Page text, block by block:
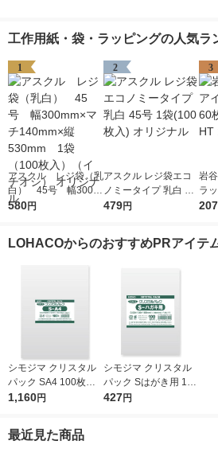
工作用紙・袋・ラッピングの人気ラ
1
アスクル レジ袋（乳
白） 45号 幅300m
m×マチ140mm×縦53
リジナル
580円
2
アスクル レジ袋エコ
ノミータイプ 乳白 45
号 1袋(100枚入) オリ
479円
3
岩
ラ
り I-
207
LOHACOからのおすすめPRアイテ
シモジマ クリスタル
パック SA4 100枚入 6
739200 1袋(100枚入)
1,160円
シモジマ クリスタル
パック Sはがき用 100
枚入 6751700 1袋(10
427円
最近見た商品